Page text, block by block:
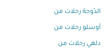
الدّوحة رحلات من
أوسلو رحلات من
دلهي رحلات من